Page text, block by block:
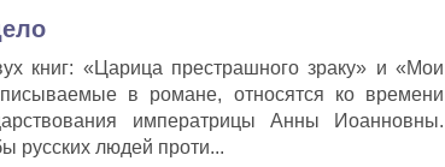
книг: «Царица престрашного зраку» и «Мои
в романе, относятся ко времени
императрицы Анны Иоанновны.
русских людей проти...